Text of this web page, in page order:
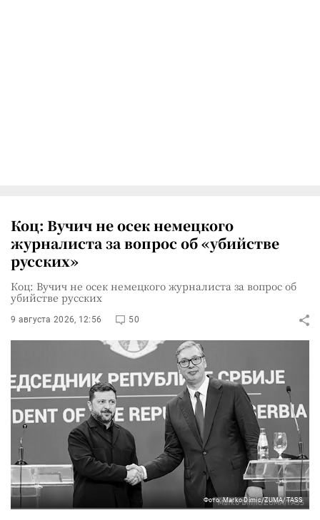
Коц: Вучич не осек немецкого
журналиста за вопрос об «убийстве
русских»
Коц: Вучич не осек немецкого журналиста за вопрос об
убийстве русских
9 августа 2026, 12:56 50
Фото: Marko Dimic/ZUMA/TASS